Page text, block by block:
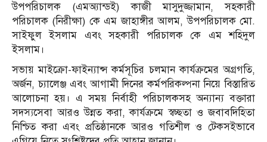
উপপরিচালক (এমঅ্যান্ডই) কাজী মাসুদুজ্জামান, সহকারী
পরিচালক (নিরীক্ষা) কে এম জাহাঙ্গীর আলম, উপপরিচালক মো.
সাইফুল ইসলাম এবং সহকারী পরিচালক কে এম শহিদুল
ইসলাম।
সভায় মাইক্রো-ফাইন্যান্স কর্মসূচির চলমান কার্যক্রমের অগ্রগতি,
অর্জন, চ্যালেঞ্জ এবং আগামী দিনের কর্মপরিকল্পনা নিয়ে বিস্তারিত
আলোচনা হয়। এ সময় নির্বাহী পরিচালকসহ অন্যান্য বক্তারা
সদস্যসেবা আরও উন্নত করা, কার্যক্রমে স্বচ্ছতা ও জবাবদিহিতা
নিশ্চিত করা এবং প্রতিষ্ঠানকে আরও গতিশীল ও টেকসইভাবে